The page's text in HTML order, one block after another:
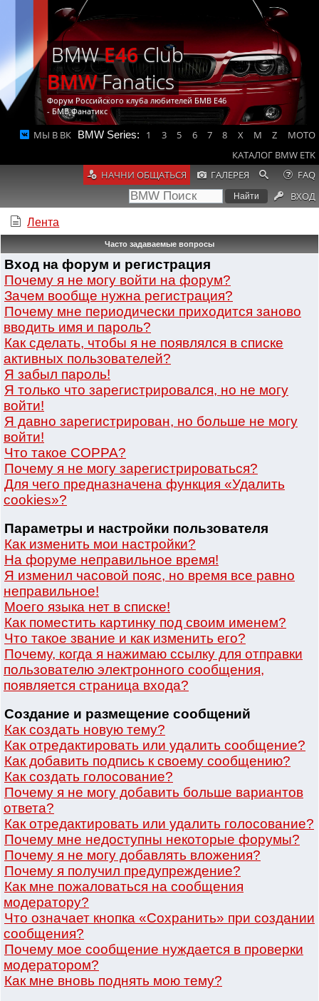
BMWE46Club
BMWFanatics
Форум Российского клуба любителей БМВ Е46
- БМВ Фанатикс
МЫ В ВК BMW Series: 1 3 5 6 7 8 X M Z
MOTO
КАТАЛОГ BMW ETK
НАЧНИ ОБЩАТЬСЯ
ГАЛЕРЕЯ
FAQ
ВХОД
Лента
Часто задаваемые вопросы
Вход на форум и регистрация
Почему я не могу войти на форум?
Зачем вообще нужна регистрация?
Почему мне периодически приходится заново
вводить имя и пароль?
Как сделать, чтобы я не появлялся в списке
активных пользователей?
Я забыл пароль!
Я только что зарегистрировался, но не могу
войти!
Я давно зарегистрирован, но больше не могу
войти!
Что такое COPPA?
Почему я не могу зарегистрироваться?
Для чего предназначена функция «Удалить
cookies»?
Параметры и настройки пользователя
Как изменить мои настройки?
На форуме неправильное время!
Я изменил часовой пояс, но время все равно
неправильное!
Моего языка нет в списке!
Как поместить картинку под своим именем?
Что такое звание и как изменить его?
Почему, когда я нажимаю ссылку для отправки
пользователю электронного сообщения,
появляется страница входа?
Создание и размещение сообщений
Как создать новую тему?
Как отредактировать или удалить сообщение?
Как добавить подпись к своему сообщению?
Как создать голосование?
Почему я не могу добавить больше вариантов
ответа?
Как отредактировать или удалить голосование?
Почему мне недоступны некоторые форумы?
Почему я не могу добавлять вложения?
Почему я получил предупреждение?
Как мне пожаловаться на сообщения
модератору?
Что означает кнопка «Сохранить» при создании
сообщения?
Почему мое сообщение нуждается в проверки
модератором?
Как мне вновь поднять мою тему?